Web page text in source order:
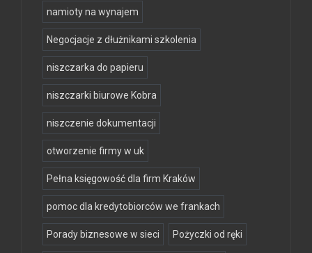
namioty na wynajem
Negocjacje z dłużnikami szkolenia
niszczarka do papieru
niszczarki biurowe Kobra
niszczenie dokumentacji
otworzenie firmy w uk
Pełna księgowość dla firm Kraków
pomoc dla kredytobiorców we frankach
Porady biznesowe w sieci Pożyczki od ręki